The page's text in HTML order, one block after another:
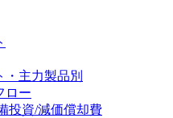
・主力製品別
ロー
投資/減価償却費